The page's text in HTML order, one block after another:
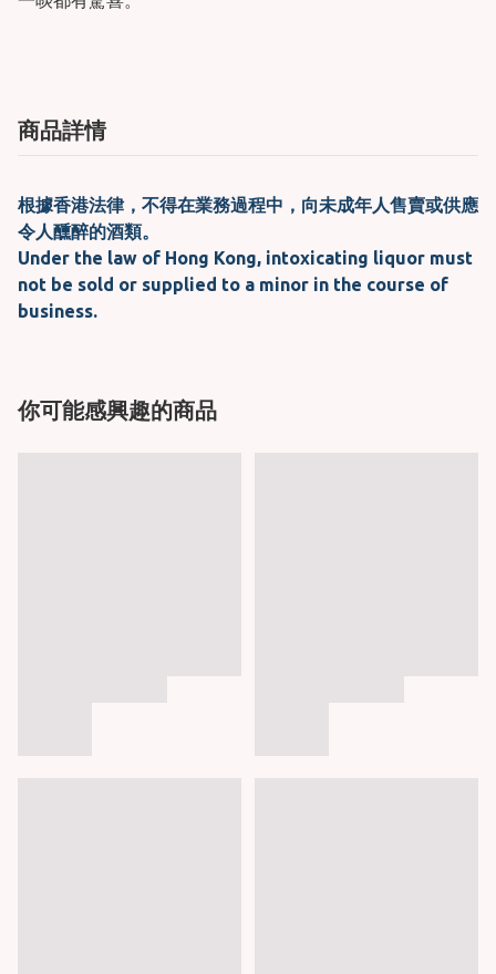
商品詳情
根據香港法律，不得在業務過程中，向未成年人售賣或供應
令人醺醉的酒類。
Under the law of Hong Kong, intoxicating liquor must
not be sold or supplied to a minor in the course of
business.
你可能感興趣的商品